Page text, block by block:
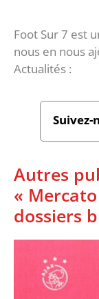
Foot Sur 7 est
nous en nous
Actualités :
Suivez-
Autres
«
dossiers